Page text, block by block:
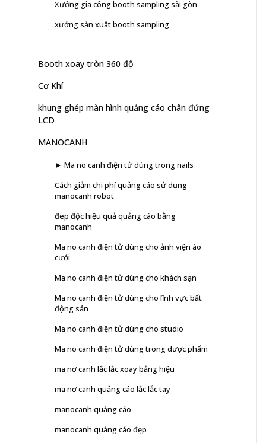
Xưởng gia công booth sampling sài gòn
xưởng sản xuât booth sampling
Booth xoay tròn 360 độ
Cơ Khí
khung ghép màn hình quảng cáo chân đứng
LCD
MANOCANH
► Ma no canh điện tử dùng trong nails
Cách giảm chi phí quảng cáo sử dụng
manocanh robot
đep độc hiệu quả quảng cáo bằng
manocanh
Ma no canh điện tử dùng cho ảnh viện áo
cưới
Ma no canh điện tử dùng cho khách sạn
Ma no canh điện tử dùng cho lĩnh vực bất
động sản
Ma no canh điện tử dùng cho studio
Ma no canh điện tử dùng trong dược phẩm
ma nơ canh lắc lắc xoay bảng hiệu
ma nơ canh quảng cáo lắc lắc tay
manocanh quảng cáo
manocanh quảng cáo đẹp